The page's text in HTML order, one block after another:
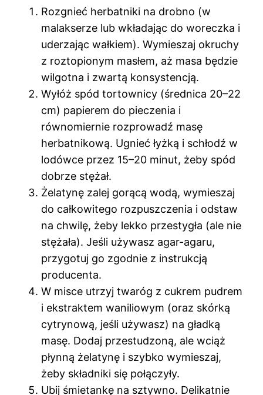
Rozgnieć herbatniki na drobno (w
malakserze lub wkładając do woreczka i
uderzając wałkiem). Wymieszaj okruchy
z roztopionym masłem, aż masa będzie
wilgotna i zwartą konsystencją.
Wyłóż spód tortownicy (średnica 20–22
cm) papierem do pieczenia i
równomiernie rozprowadź masę
herbatnikową. Ugnieć łyżką i schłodź w
lodówce przez 15–20 minut, żeby spód
dobrze stężał.
Żelatynę zalej gorącą wodą, wymieszaj
do całkowitego rozpuszczenia i odstaw
na chwilę, żeby lekko przestygła (ale nie
stężała). Jeśli używasz agar-agaru,
przygotuj go zgodnie z instrukcją
producenta.
W misce utrzyj twaróg z cukrem pudrem
i ekstraktem waniliowym (oraz skórką
cytrynową, jeśli używasz) na gładką
masę. Dodaj przestudzoną, ale wciąż
płynną żelatynę i szybko wymieszaj,
żeby składniki się połączyły.
Ubij śmietankę na sztywno. Delikatnie